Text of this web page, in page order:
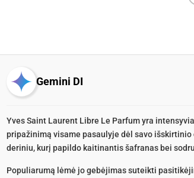
Gemini DI
Yves Saint Laurent Libre Le Parfum yra
pripažinimą visame pasaulyje dėl savo
deriniu, kurį papildo kaitinantis šafranas bei
Populiarumą lėmė jo gebėjimas suteikti